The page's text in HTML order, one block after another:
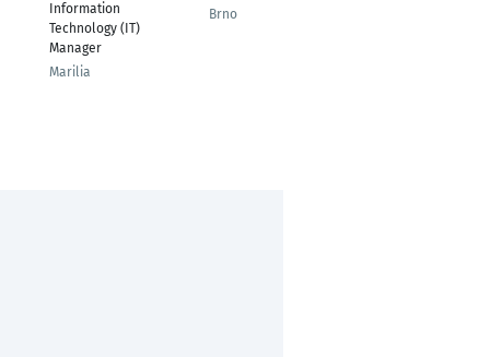
Information
Technology (IT)
Manager
Marilia
Brno